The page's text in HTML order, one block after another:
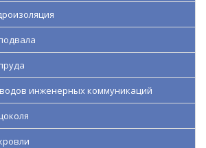
инженерных коммуникаций